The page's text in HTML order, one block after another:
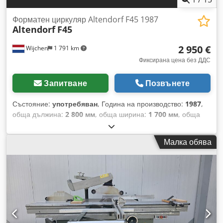
Ширина на машината: 2000 мм Тегло: 1200 кг
Wijchen 1 791 km
Форматен циркуляр Altendorf F45 1987
Altendorf F45
2 950 €
Фиксирана цена без ДДС
Запитване Позвънете
Състояние: употребяван, Година на производство: 1987,
обща дължина: 2 800 мм, обща ширина: 1 700 мм, обща
, Цвят: Зелен Тегло: 500 кг - Година на
производство: 1987 - Документация налична: Не - CE
сертификат: Не - Сериен номер: 87-7-23 - Главна мощност
на мотора [kW]: 5.5 - Макс. височина на рязане [mm]: 145 -
Преместване на паралелния ограничител [mm]: 1100 -
Дължина на ролковата маса [mm]: 2800 - Ширина на
масата [mm]: 1150 - Макс. диаметър на трионния диск
[mm]: 450 - Диаметър на отвор на трионния диск [mm]: 30
- Диаметър на дюзата за прахоотвеждане [mm]: 120 -
Ръчно регулируеми оси: Височина на рязане, наклон -
Малка обява